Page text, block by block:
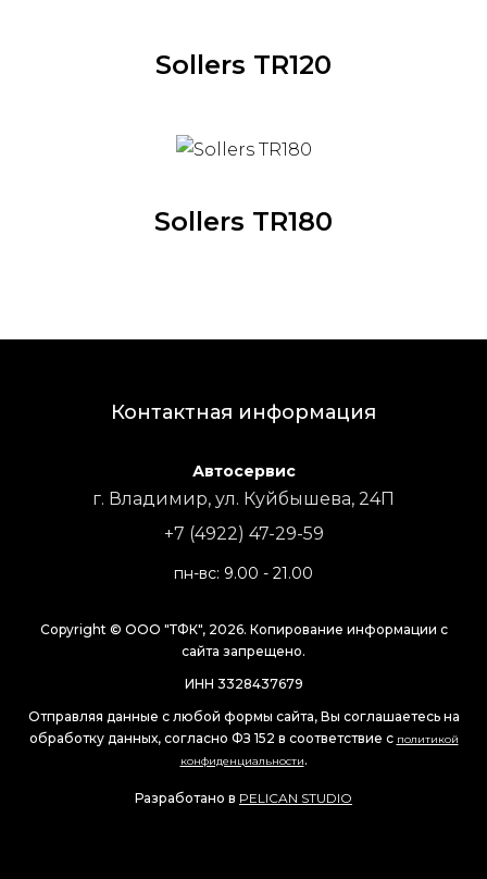
Sollers TR120
Sollers TR180
Контактная информация
Автосервис
г. Владимир, ул. Куйбышева, 24П
+7 (4922) 47-29-59
пн-вс: 9.00 - 21.00
Copyright © ООО "ТФК", 2026. Копирование информации с
сайта запрещено.
ИНН 3328437679
Отправляя данные с любой формы сайта, Вы соглашаетесь на
обработку данных, согласно ФЗ 152 в соответствие с политикой
конфиденциальности.
Разработано в PELICAN STUDIO